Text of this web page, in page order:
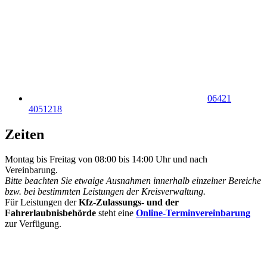
06421
4051218
Zeiten
Montag bis Freitag von 08:00 bis 14:00 Uhr und nach
Vereinbarung.
Bitte beachten Sie etwaige Ausnahmen innerhalb einzelner Bereiche
bzw. bei bestimmten Leistungen der Kreisverwaltung.
Für Leistungen derKfz-Zulassungs- und der
Fahrerlaubnisbehörde steht eine Online-Terminvereinbarung
zur Verfügung.